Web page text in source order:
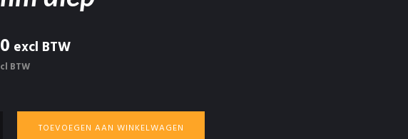
excl BTW
BTW
TOEVOEGEN AAN WINKELWAGEN